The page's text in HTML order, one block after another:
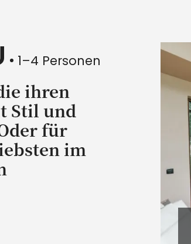
1–4 Personen
ihren
Stil und
für
im